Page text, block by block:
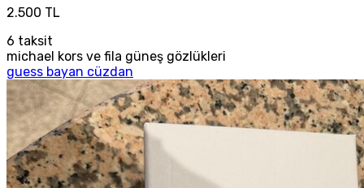
2.500 TL
6 taksit
michael kors ve fila güneş gözlükleri
guess bayan cüzdan